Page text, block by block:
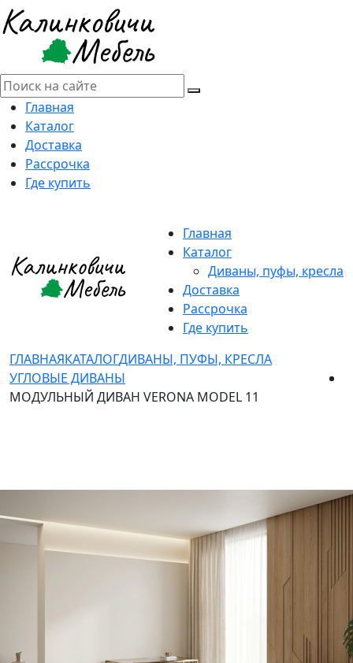
Главная
Каталог
Доставка
Рассрочка
Где купить
Главная
Каталог
Диваны, пуфы, кресла
Доставка
Рассрочка
Где купить
ГЛАВНАЯКАТАЛОГДИВАНЫ, ПУФЫ, КРЕСЛА
УГЛОВЫЕ ДИВАНЫ
МОДУЛЬНЫЙ ДИВАН VERONA MODEL 11